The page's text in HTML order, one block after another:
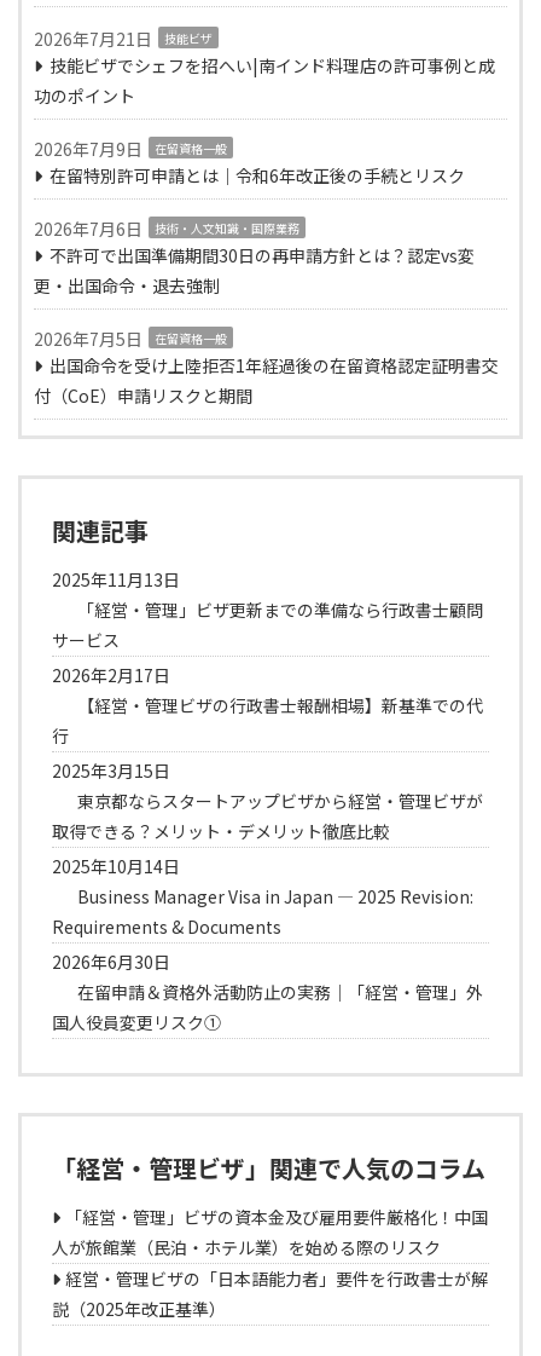
2026年7月21日 技能ビザ
技能ビザでシェフを招へい|南インド料理店の許可事例と成
功のポイント
2026年7月9日 在留資格一般
在留特別許可申請とは｜令和6年改正後の手続とリスク
2026年7月6日 技術・人文知識・国際業務
不許可で出国準備期間30日の再申請方針とは？認定vs変
更・出国命令・退去強制
2026年7月5日 在留資格一般
出国命令を受け上陸拒否1年経過後の在留資格認定証明書交
付（CoE）申請リスクと期間
関連記事
2025年11月13日
「経営・管理」ビザ更新までの準備なら行政書士顧問
サービス
2026年2月17日
【経営・管理ビザの行政書士報酬相場】新基準での代
行
2025年3月15日
東京都ならスタートアップビザから経営・管理ビザが
取得できる？メリット・デメリット徹底比較
2025年10月14日
Business Manager Visa in Japan — 2025 Revision:
Requirements & Documents
2026年6月30日
在留申請＆資格外活動防止の実務｜「経営・管理」外
国人役員変更リスク①
「経営・管理ビザ」関連で人気のコラム
「経営・管理」ビザの資本金及び雇用要件厳格化！中国
人が旅館業（民泊・ホテル業）を始める際のリスク
経営・管理ビザの「日本語能力者」要件を行政書士が解
説（2025年改正基準）